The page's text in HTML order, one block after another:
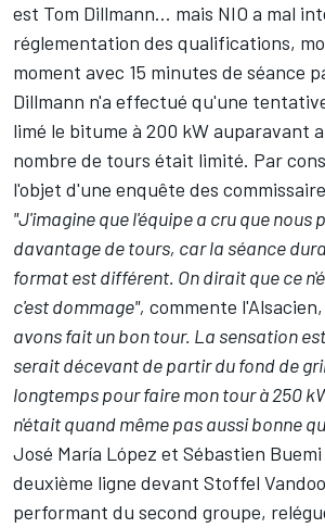
est Tom Dillmann... mais NIO a mal
réglementation des qualifications,
moment avec 15 minutes de séance
Dillmann n'a effectué qu'une
limé le bitume à 200 kW auparavant
nombre de tours était limité. Par
l'objet d'une enquête des
"J'imagine que l'équipe a cru que nous
davantage de tours, car la séance
format est différent. On dirait que ce
c'est dommage", commente
avons fait un bon tour. La sensation
serait décevant de partir du fond de
longtemps pour faire mon tour à 250
n'était quand même pas aussi bonne
José María López et Sébastien
deuxième ligne devant Stoffel
performant du second groupe,